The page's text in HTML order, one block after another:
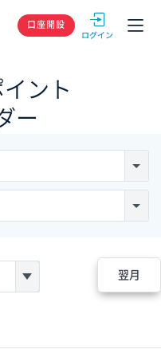
GMOクリック
口座開設
ント
ー
翌月